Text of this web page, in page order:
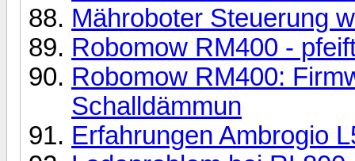
Mähroboter Steuerung
Robomow RM400 -
Robomow RM400:
Schalldämmun
Erfahrungen Ambrogio